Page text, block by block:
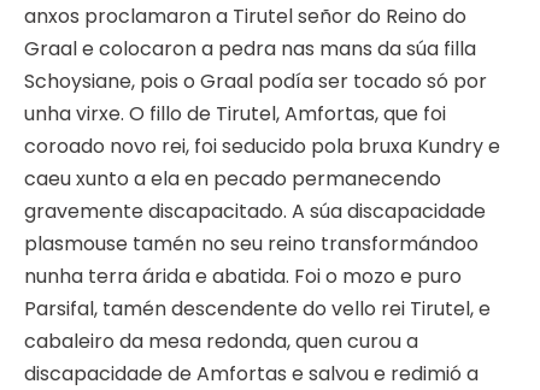
anxos proclamaron a Tirutel señor do Reino do
Graal e colocaron a pedra nas mans da súa filla
Schoysiane, pois o Graal podía ser tocado só por
unha virxe. O fillo de Tirutel, Amfortas, que foi
coroado novo rei, foi seducido pola bruxa Kundry e
caeu xunto a ela en pecado permanecendo
gravemente discapacitado. A súa discapacidade
plasmouse tamén no seu reino transformándoo
nunha terra árida e abatida. Foi o mozo e puro
Parsifal, tamén descendente do vello rei Tirutel, e
cabaleiro da mesa redonda, quen curou a
discapacidade de Amfortas e salvou e redimió a